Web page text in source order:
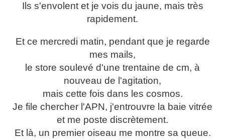
Ils s'envolent et je vois du jaune, mais très
rapidement.
Et ce mercredi matin, pendant que je regarde
mes mails,
le store soulevé d'une trentaine de cm, à
nouveau de l'agitation,
mais cette fois dans les cosmos.
Je file chercher l'APN, j'entrouvre la baie vitrée
et me poste discrètement.
Et là, un premier oiseau me montre sa queue.